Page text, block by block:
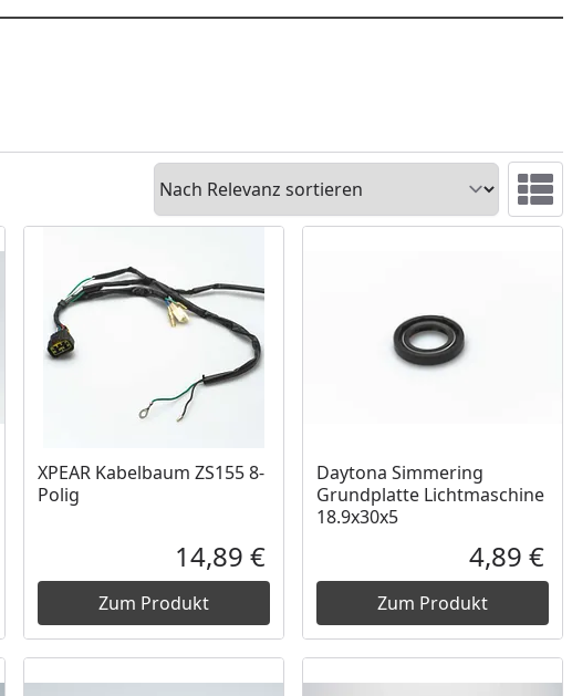
Sortieren
Preis
XPEAR Kabelbaum ZS155 8-
Polig
Aktueller Preis
14,89 €
Zum Produkt
Daytona Simmering
Grundplatte Lichtmaschine
18.9x30x5
4,89 €
Zum Produkt